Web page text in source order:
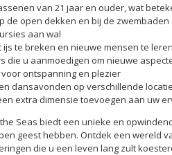
van 21 jaar en ouder, wat
de open dekken en bij de
aan wal
ijs te breken en nieuwe mensen te
die u aanmoedigen om nieuwe
ontspanning en plezier
dansavonden op verschillende
extra dimensie toevoegen aan uw
Seas biedt een unieke en
geest hebben. Ontdek een wereld
die u een leven lang zult